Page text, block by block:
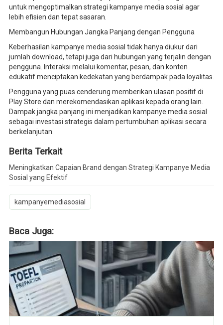
untuk mengoptimalkan strategi kampanye media sosial agar
lebih efisien dan tepat sasaran.
Membangun Hubungan Jangka Panjang dengan Pengguna
Keberhasilan kampanye media sosial tidak hanya diukur dari
jumlah download, tetapi juga dari hubungan yang terjalin dengan
pengguna. Interaksi melalui komentar, pesan, dan konten
edukatif menciptakan kedekatan yang berdampak pada loyalitas.
Pengguna yang puas cenderung memberikan ulasan positif di
Play Store dan merekomendasikan aplikasi kepada orang lain.
Dampak jangka panjang ini menjadikan kampanye media sosial
sebagai investasi strategis dalam pertumbuhan aplikasi secara
berkelanjutan.
Berita Terkait
Meningkatkan Capaian Brand dengan Strategi Kampanye Media
Sosial yang Efektif
kampanyemediasosial
Baca Juga: